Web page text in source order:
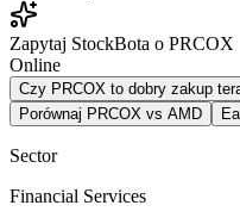
Zapytaj StockBota o PRCOX
Online
Czy PRCOX to dobry zakup
Porównaj PRCOX vs AMD
Sector
Financial Services